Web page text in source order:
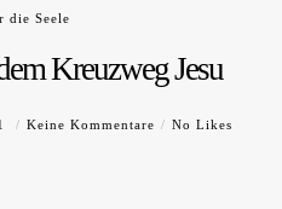
die Seele
Kreuzweg Jesu
Keine Kommentare No Likes